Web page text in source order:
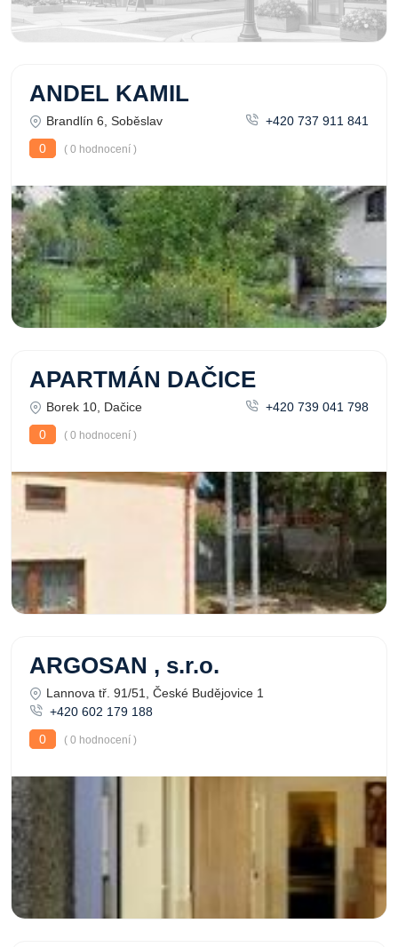
ANDEL KAMIL
Brandlín 6, Soběslav
+420 737 911 841
0
( 0 hodnocení )
APARTMÁN DAČICE
Borek 10, Dačice
+420 739 041 798
0
( 0 hodnocení )
ARGOSAN , s.r.o.
Lannova tř. 91/51, České Budějovice 1
+420 602 179 188
0
( 0 hodnocení )